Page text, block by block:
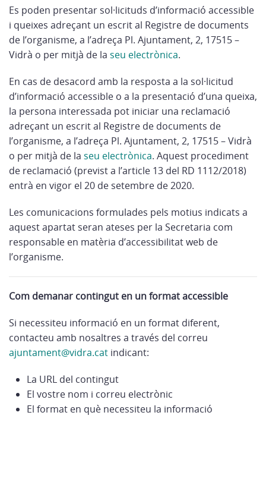
Es poden presentar sol·licituds d’informació accessible
i queixes adreçant un escrit al Registre de documents
de l’organisme, a l’adreça Pl. Ajuntament, 2, 17515 –
Vidrà o per mitjà de la seu electrònica.
En cas de desacord amb la resposta a la sol·licitud
d’informació accessible o a la presentació d’una queixa,
la persona interessada pot iniciar una reclamació
adreçant un escrit al Registre de documents de
l’organisme, a l’adreça Pl. Ajuntament, 2, 17515 – Vidrà
o per mitjà de la seu electrònica. Aquest procediment
de reclamació (previst a l’article 13 del RD 1112/2018)
entrà en vigor el 20 de setembre de 2020.
Les comunicacions formulades pels motius indicats a
aquest apartat seran ateses per la Secretaria com
responsable en matèria d’accessibilitat web de
l’organisme.
Com demanar contingut en un format accessible
Si necessiteu informació en un format diferent,
contacteu amb nosaltres a través del correu
ajuntament@vidra.cat indicant:
La URL del contingut
El vostre nom i correu electrònic
El format en què necessiteu la informació